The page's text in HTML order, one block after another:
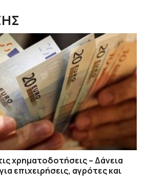
χρηματοδοτήσεις – Δάνεια
επιχειρήσεις, αγρότες και